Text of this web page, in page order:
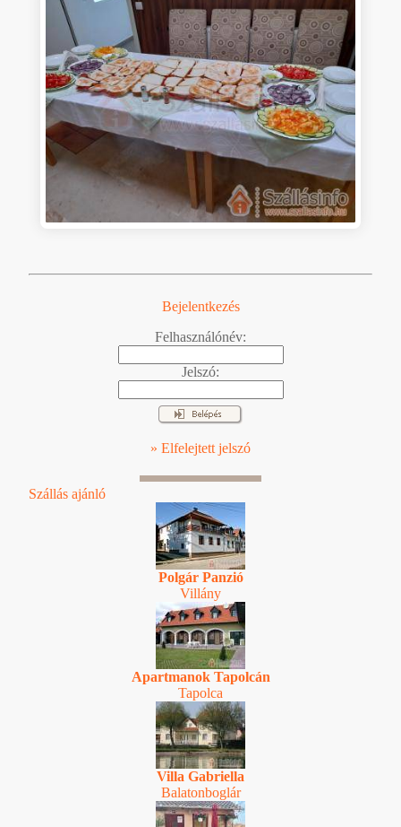
Bejelentkezés
Felhasználónév:
Jelszó:
» Elfelejtett jelszó
Szállás ajánló
Polgár Panzió
Villány
Apartmanok Tapolcán
Tapolca
Villa Gabriella
Balatonboglár